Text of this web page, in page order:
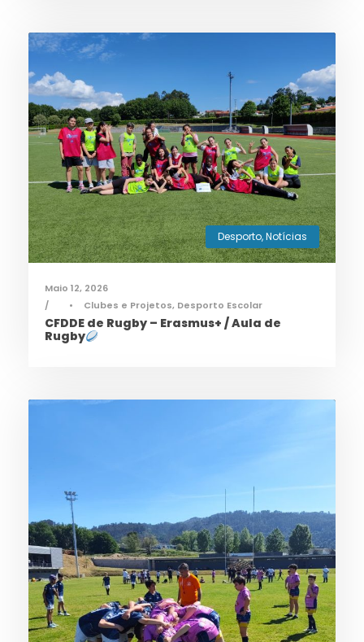
Desporto,Notícias
Maio 12, 2026
•
Clubes e Projetos, Desporto Escolar
CFDDE de Rugby – Erasmus+ / Aula de
Rugby